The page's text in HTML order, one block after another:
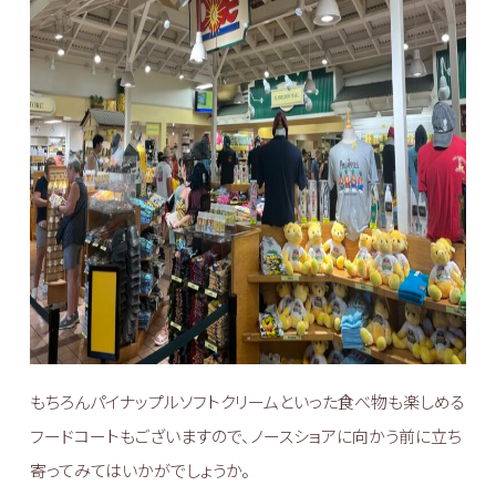
もちろんパイナップルソフトクリームといった食べ物も楽しめる
フードコートもございますので、ノースショアに向かう前に立ち
寄ってみてはいかがでしょうか。